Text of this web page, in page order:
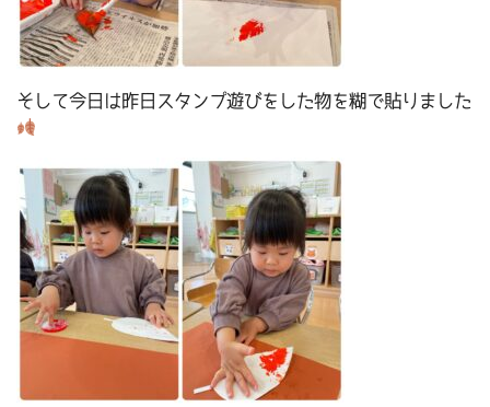
そして今日は昨日スタンプ遊びをした物を糊で貼りました